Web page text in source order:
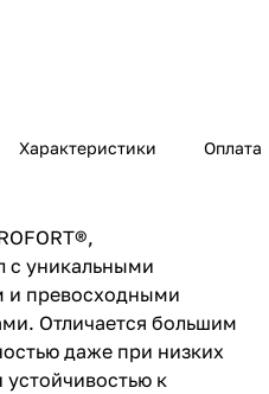
Характеристики Оплата
с уникальными
и превосходными
Отличается большим
даже при низких
устойчивостью к